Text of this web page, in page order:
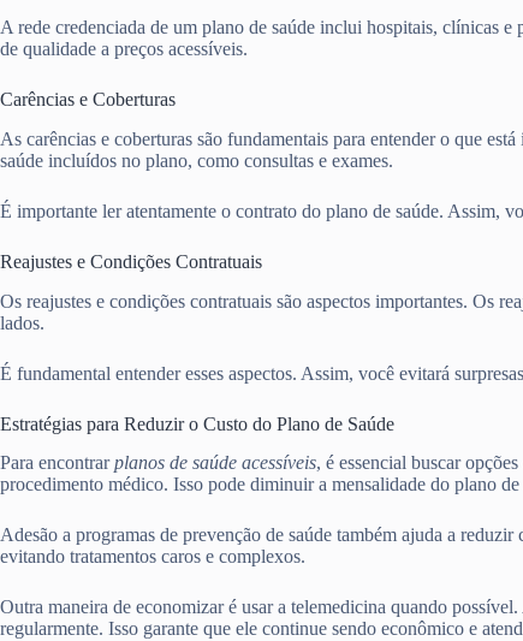
A rede credenciada de um plano de saúde inclui hospitais, clínicas e
de qualidade a preços acessíveis.
Carências e Coberturas
As carências e coberturas são fundamentais para entender o que
saúde incluídos no plano, como consultas e exames.
É importante ler atentamente o contrato do plano de saúde. Assim,
Reajustes e Condições Contratuais
Os reajustes e condições contratuais são aspectos importantes. Os
lados.
É fundamental entender esses aspectos. Assim, você evitará
Estratégias para Reduzir o Custo do Plano de Saúde
Para encontrarplanos de saúde acessíveis, é essencial buscar
procedimento médico. Isso pode diminuir a mensalidade do plano de
Adesão a programas de prevenção de saúde também ajuda a
evitando tratamentos caros e complexos.
Outra maneira de economizar é usar a telemedicina quando
regularmente. Isso garante que ele continue sendo econômico e